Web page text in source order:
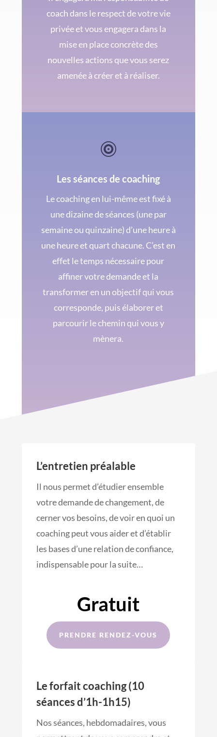
coach dans le respect de votre vie
privée et vous engagera dans la
mise en place concrète des
nouvelles actions que vous serez
amenée à créer et à réaliser.

Les séances de coaching
Le coaching en lui-même est fixé à
une dizaine de séances (une par
semaine ou quinzaine) d’une heure à
une heure et quart chacune. C’est en
effet le temps nécessaire pour
affiner votre demande et la
transformer en un objectif qui vous
corresponde, puis élaborer et
parcourir le chemin qui vous y
mènera.
L’entretien préalable
Il nous permet d’étudier ensemble
votre demande de changement, de
cerner vos besoins, de voir en quoi un
coaching peut vous aider et d’établir
les bases d’une relation de confiance,
indispensable pour la suite…
Gratuit
PRENDRE RENDEZ-VOUS
Le forfait coaching (10
séances d’1h-1h15)
Nos séances, hebdomadaires, vous